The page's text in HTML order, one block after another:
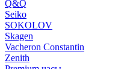
Q&Q
Seiko
SOKOLOV
Skagen
Vacheron Constantin
Zenith